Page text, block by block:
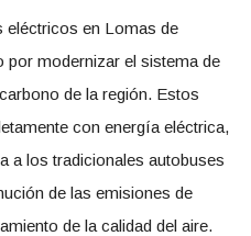
eléctricos en Lomas de
por modernizar el sistema de
de la región. Estos
con energía eléctrica,
a los tradicionales autobuses
de las emisiones de
de la calidad del aire.